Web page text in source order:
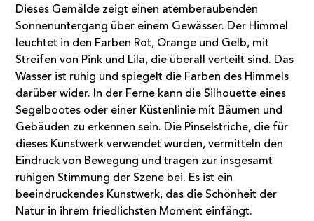
Dieses Gemälde zeigt einen atemberaubenden
Sonnenuntergang über einem Gewässer. Der Himmel
leuchtet in den Farben Rot, Orange und Gelb, mit
Streifen von Pink und Lila, die überall verteilt sind. Das
Wasser ist ruhig und spiegelt die Farben des Himmels
darüber wider. In der Ferne kann die Silhouette eines
Segelbootes oder einer Küstenlinie mit Bäumen und
Gebäuden zu erkennen sein. Die Pinselstriche, die für
dieses Kunstwerk verwendet wurden, vermitteln den
Eindruck von Bewegung und tragen zur insgesamt
ruhigen Stimmung der Szene bei. Es ist ein
beeindruckendes Kunstwerk, das die Schönheit der
Natur in ihrem friedlichsten Moment einfängt.